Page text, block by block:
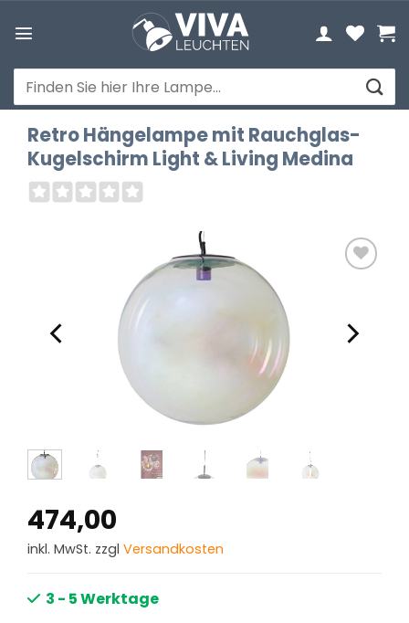
Inhalt
Suchen
nach:
Retro Hängelampe mit Rauchglas-
Kugelschirm Light & Living Medina
474,00
inkl. MwSt. zzgl Versandkosten
3 - 5 Werktage